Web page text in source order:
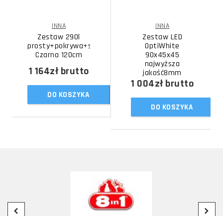
INNA
Zestaw 290l
prosty+pokrywa+szafka
Czarna 120cm
1 164złbrutto
DO KOSZYKA
INNA
Zestaw LED
OptiWhite
90x45x45
najwyższa
jakość8mm
1 004złbrutto
DO KOSZYKA